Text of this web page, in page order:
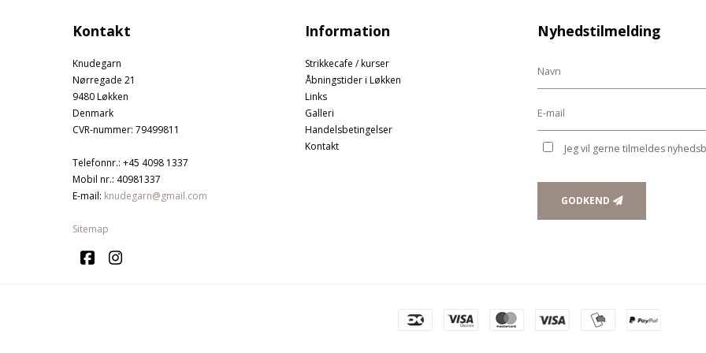
Kontakt
Knudegarn
Nørregade 21
9480 Løkken
Denmark
CVR-nummer: 79499811
Telefonnr.: +45 4098 1337
Mobil nr.: 40981337
E-mail: knudegarn@gmail.com
Sitemap
Information
Strikkecafe / kurser
Åbningstider i Løkken
Links
Galleri
Handelsbetingelser
Kontakt
Nyhedstilmelding
Jeg vil gerne tilmeldes
GODKEND